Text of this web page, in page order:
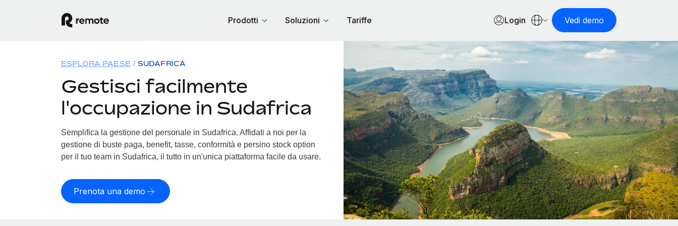
Prodotti Soluzioni Tariffe Login Vedi demo
ESPLORA PAESE SUDAFRICA
Gestisci facilmente
l'occupazione in Sudafrica
Semplifica la gestione del personale in Sudafrica. Affidati a noi per la
gestione di buste paga, benefit, tasse, conformità e persino stock option
per il tuo team in Sudafrica, il tutto in un'unica piattaforma facile da usare.
Prenota una demo